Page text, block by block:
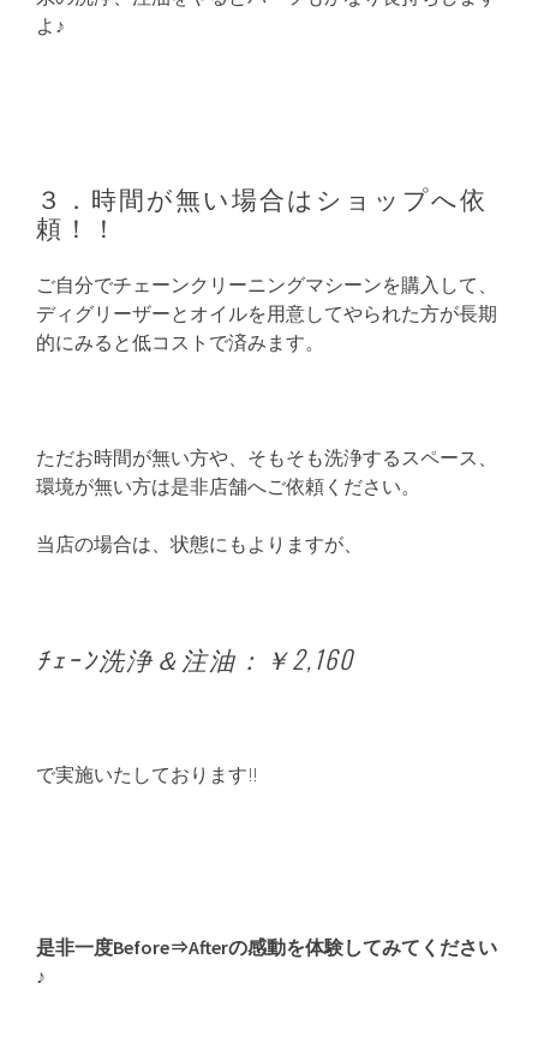
よ♪
３．時間が無い場合はショップへ依
頼！！
ご自分でチェーンクリーニングマシーンを購入して、
ディグリーザーとオイルを用意してやられた方が長期
的にみると低コストで済みます。
ただお時間が無い方や、そもそも洗浄するスペース、
環境が無い方は是非店舗へご依頼ください。
当店の場合は、状態にもよりますが、
ﾁｪｰﾝ洗浄＆注油：￥2,160
で実施いたしております!!
是非一度Before⇒Afterの感動を体験してみてください
♪